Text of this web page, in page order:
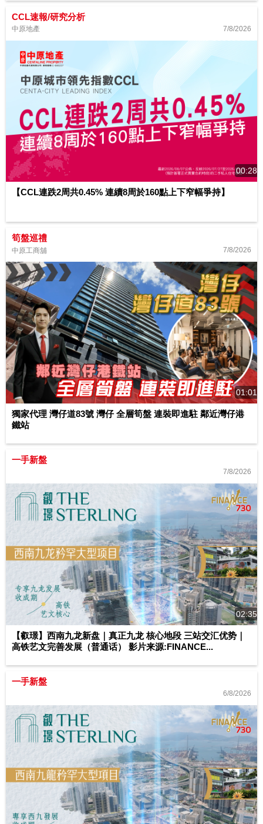
CCL速報/研究分析
中原地產 7/8/2026
00:28
【CCL連跌2周共0.45% 連續8周於160點上下窄幅爭持】
筍盤巡禮
中原工商舖 7/8/2026
01:01
獨家代理 灣仔道83號 灣仔 全層筍盤 連裝即進駐 鄰近灣仔港
鐵站
一手新盤
7/8/2026
02:35
【叡璟】西南九龙新盘｜真正九龙 核心地段 三站交汇优势｜
高铁艺文完善发展（普通话） 影片来源:FINANCE...
一手新盤
6/8/2026